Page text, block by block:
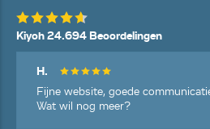
Kiyoh 24.694 Beoordelingen
H.
Fijne website, goede
Wat wil nog meer?